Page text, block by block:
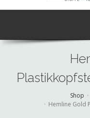
Shop
Hemline Gold